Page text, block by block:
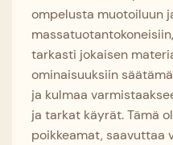
ompelusta muotoiluun
tarkasti jokaisen
ominaisuuksiin
ja kulmaa
ja tarkat käyrät. Tämä
poikkeamat, saavuttaa